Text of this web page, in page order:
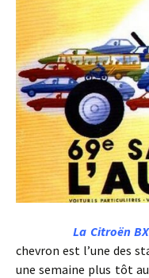
La Citroën
chevron est l’une des
une semaine plus tôt